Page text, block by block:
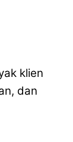
klien
dan